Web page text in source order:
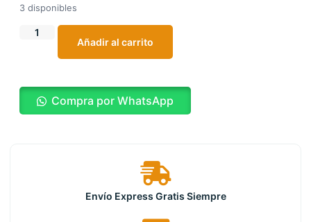
3 disponibles
Añadir al carrito
Compra por WhatsApp
Envío Express Gratis Siempre